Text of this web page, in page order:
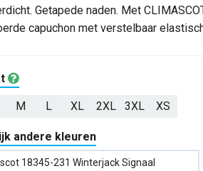
Getapede naden. Met
capuchon met verstelbaar
M L XL 2XL 3XL XS
andere kleuren
18345-231 Winterjack Signaal